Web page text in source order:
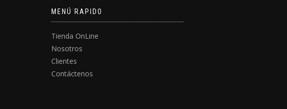
MENÚ RAPIDO
Tienda OnLine
Nosotros
Clientes
Contáctenos